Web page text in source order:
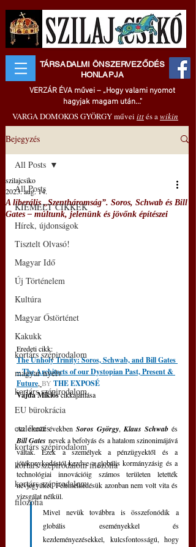
TÁRSADALMI ÖNSZERVEZŐDÉS
HONLAPJA
VERZÁR ÉVA művei – „Hogy valami nyomot
hagyjak magam után..."
VARGA DOMOKOS GYÖRGY művei ittés awikin
Bejegyzés
All Posts
KIEMELT CIKKEK
Hírek, újdonságok
Tisztelt Olvasó!
Magyar Idő
Új Történelem
Kultúra
Magyar Őstörténet
Kakukk
kortárs szépirodalom
magyar nyelv
kortárs szépirodalom
EU bürokrácia
emlékezés
kortárs szépirodalom
kortárs szépirodalom filozófia
kortárs szépirodalom
filozófia
All Posts
A liberális „Szentháromság”. Soros, Schwab és Bill
Gates – múltunk, jelenünk és jövőnk építészei
szilajcsiko
2023. aug. 14.
Eredeti cikk:
The Unholy Trinity: Soros, Schwab, and Bill Gates
– The Architects of our Dystopian Past, Present &
Future,BY THE EXPOSÉ
Vajda Miklós cikkajánlása
Az elmúlt években Soros György, Klaus Schwab
Bill Gates nevek a befolyás és a hatalom szinonimájává
váltak. Ezek a személyek a pénzügyektől és a
jótékonykodástól kezdve a globális kormányzásig és a
technológiai innovációig számos területen letették
névjegyüket. Felemelkedésük azonban nem volt vita és
vizsgálat nélkül.
Mivel nevük továbbra is összefonódik a
globális eseményekkel és
kezdeményezésekkel, kulcsfontosságú, hogy